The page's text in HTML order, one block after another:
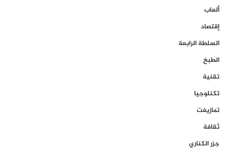
ألعاب
إقتصاد
السلطة الرابعة
الطبخ
تقنية
تكنلوجيا
تمازيغت
ثقافة
جزر الكناري